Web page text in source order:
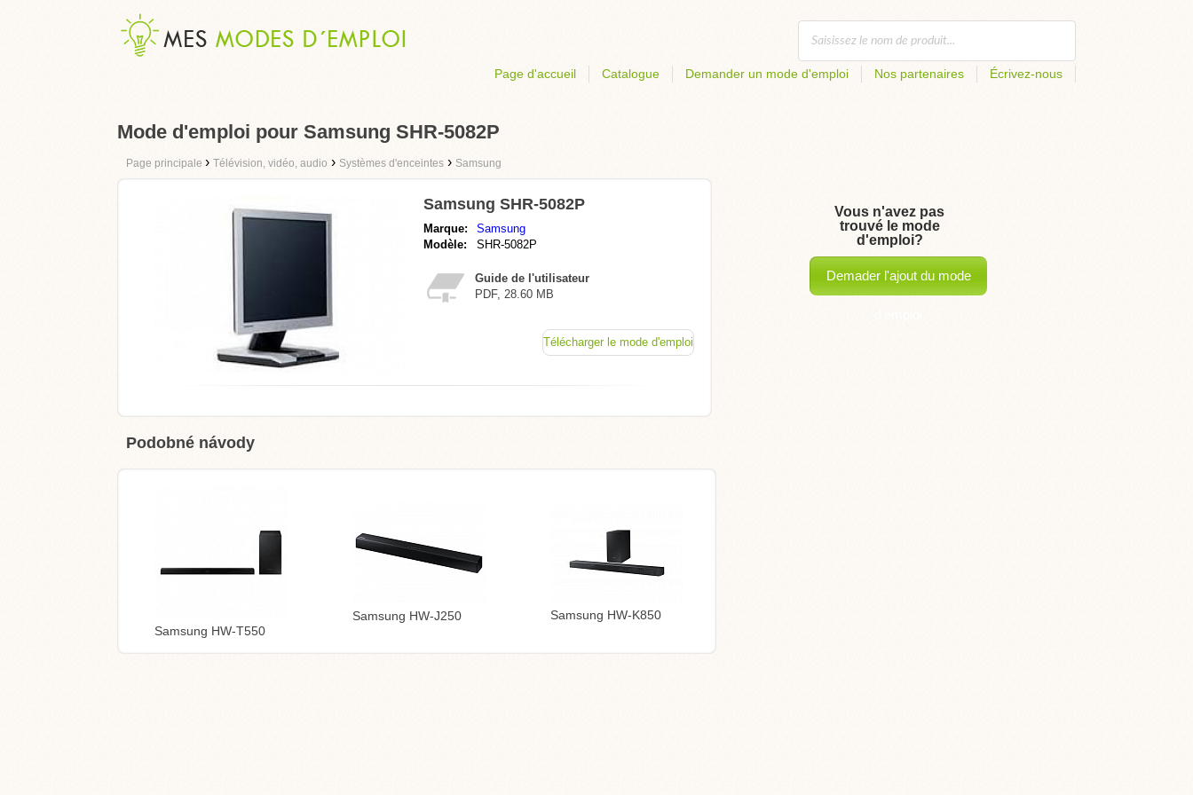
Page d'accueil Catalogue Demander un mode d'emploi Nos partenaires Écrivez-nous
Mode d'emploi pour Samsung SHR-5082P
Page principale › Télévision, vidéo, audio › Systèmes d'enceintes › Samsung
Samsung SHR-5082P
Marque:
Samsung
Modèle:
SHR-5082P
Guide de l'utilisateur
PDF, 28.60 MB
Télécharger le mode d'emploi
Podobné návody
Samsung HW-T550
Samsung HW-J250 Samsung HW-K850
Vous n'avez pas
trouvé le mode
d'emploi?
Demader l'ajout du mode